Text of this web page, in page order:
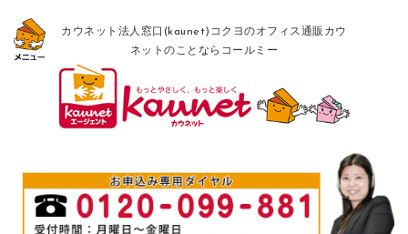
カウネット法人窓口(kaunet)コクヨのオフィス通販カウ
ネットのことならコールミー